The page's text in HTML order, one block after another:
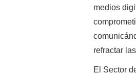
medios
refractar
El Sector